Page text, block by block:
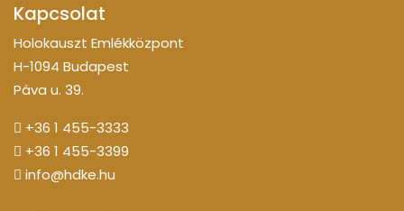
Kapcsolat
Holokauszt Emlékközpont
H-1094 Budapest
Páva u. 39.
+36 1 455-3333
+36 1 455-3399
info@hdke.hu